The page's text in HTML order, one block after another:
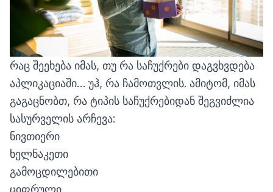
რაც შეეხება იმას, თუ რა საჩუქრები დაგვხვდება
აპლიკაციაში… უჰ, რა ჩამოთვლის. ამიტომ, იმას
გაგაცნობთ, რა ტიპის საჩუქრებიდან შეგვიძლია
სასურველის არჩევა:
ნივთიერი
ხელნაკეთი
გამოცდილებითი
ციფრული